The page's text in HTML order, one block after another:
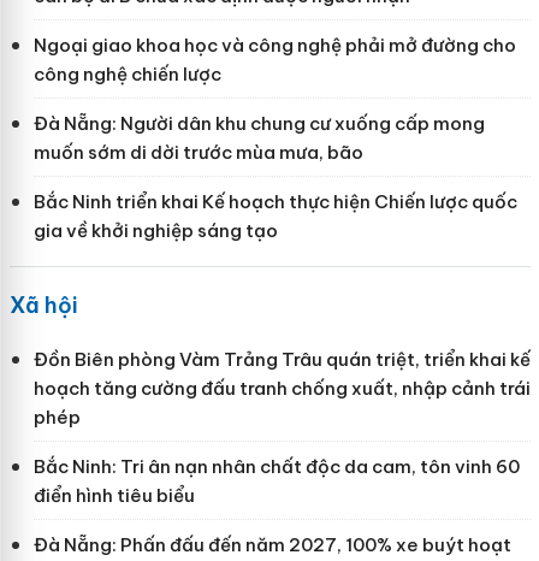
Ngoại giao khoa học và công nghệ phải mở đường cho
công nghệ chiến lược
Đà Nẵng: Người dân khu chung cư xuống cấp mong
muốn sớm di dời trước mùa mưa, bão
Bắc Ninh triển khai Kế hoạch thực hiện Chiến lược quốc
gia về khởi nghiệp sáng tạo
Xã hội
Đồn Biên phòng Vàm Trảng Trâu quán triệt, triển khai kế
hoạch tăng cường đấu tranh chống xuất, nhập cảnh trái
phép
Bắc Ninh: Tri ân nạn nhân chất độc da cam, tôn vinh 60
điển hình tiêu biểu
Đà Nẵng: Phấn đấu đến năm 2027, 100% xe buýt hoạt